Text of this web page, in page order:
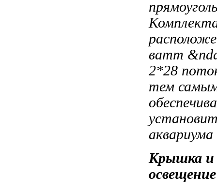
ватт
2*28
тем
аквариума
Крышка
освещение